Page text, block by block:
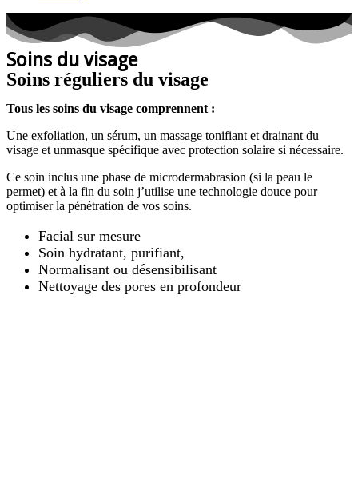
Soins du visage
Soins réguliers du visage
Tous les soins du visage comprennent :
Une exfoliation, un sérum, un massage tonifiant et drainant du
visage et unmasque spécifique avec protection solaire si nécessaire.
Ce soin inclus une phase de microdermabrasion (si la peau le
permet) et à la fin du soin j’utilise une technologie douce pour
optimiser la pénétration de vos soins.
Facial sur mesure
Soin hydratant, purifiant,
Normalisant ou désensibilisant
Nettoyage des pores en profondeur